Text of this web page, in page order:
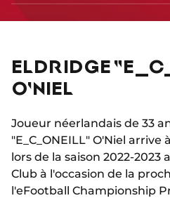
ELDRIDGE
O'NIEL
Joueur néerlandais de 33
"E_C_ONEILL" O'Niel arrive
lors de la saison 2022-
Club à l'occasion de la
l'eFootball Championship